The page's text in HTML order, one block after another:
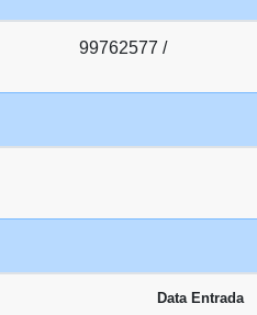
99762577 /
Data Entrada